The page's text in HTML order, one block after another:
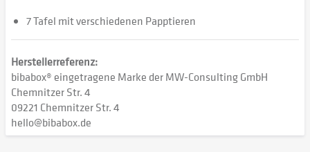
7 Tafel mit verschiedenen Papptieren
Herstellerreferenz:
bibabox® eingetragene Marke der MW-Consulting GmbH
Chemnitzer Str. 4
09221 Chemnitzer Str. 4
hello@bibabox.de